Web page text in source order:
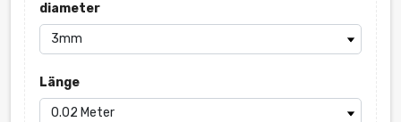
diameter
Länge